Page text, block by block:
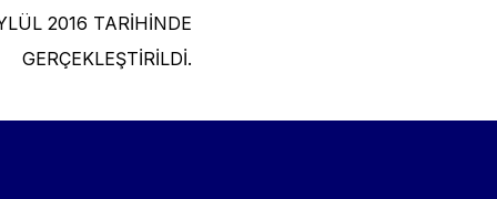
2016 TARİHİNDE
GERÇEKLEŞTİRİLDİ.